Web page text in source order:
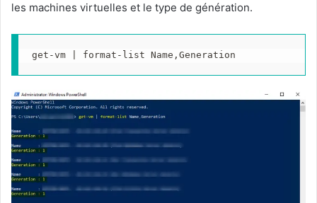
les machines virtuelles et le type de génération.
get-vm | format-list Name,Generation